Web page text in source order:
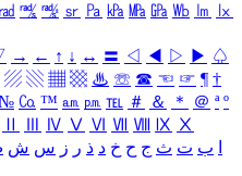
㎭ ㎮ ㎯ ㏛ ㎩ ㎪ ㎫ ㎬ ㏝ ㏐
㏓
→ ← ↑ ↓ ↔ 〓 ◁ ◀ ▷ ▶ ♤
▨ ▧ ▦ ▩ ♨ ☏ ☎ ☜ ☞ ¶ †
㏇ ™ ㏂ ㏘ ℡ ＃ ＆ ＊ ＠ ª º
Ⅳ Ⅴ Ⅵ Ⅶ Ⅷ Ⅸ Ⅹ
ب ت ث ج ح خ د ذ ر ز س ش